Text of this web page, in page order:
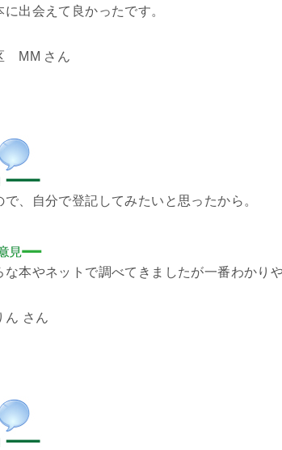
出会えて良かったです。
MM さん
で、自分で登記してみたいと思ったから。
本やネットで調べてきましたが一番わかり
さん